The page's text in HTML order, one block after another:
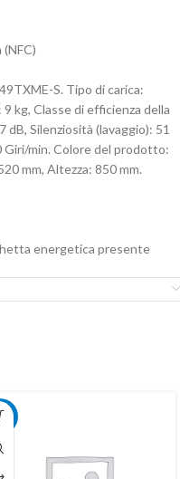
S. Tipo di carica:
kg, Classe di efficienza della
Silenziosità (lavaggio): 51
Giri/min. Colore del prodotto:
mm, Altezza: 850 mm.
energetica presente